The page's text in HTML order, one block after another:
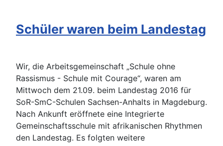
Schüler waren beim Landestag
Wir, die Arbeitsgemeinschaft „Schule ohne
Rassismus - Schule mit Courage“, waren am
Mittwoch dem 21.09. beim Landestag 2016 für
SoR-SmC-Schulen Sachsen-Anhalts in Magdeburg.
Nach Ankunft eröffnete eine Integrierte
Gemeinschaftsschule mit afrikanischen Rhythmen
den Landestag. Es folgten weitere